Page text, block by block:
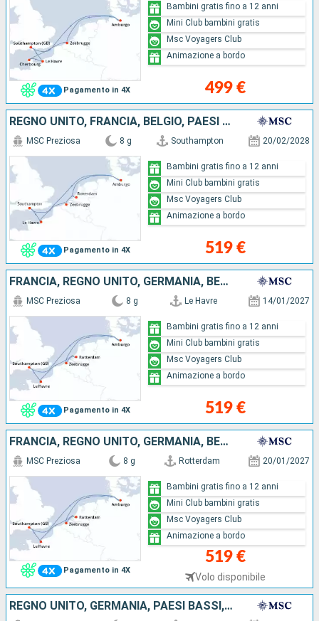
Pagamento in 4X 499 €
Bambini gratis fino a 12 anni
Mini Club bambini gratis
Msc Voyagers Club
Animazione a bordo
REGNO UNITO, FRANCIA, BELGIO, PAESI BASSI, GERMANIA
Pagamento in 4X
MSC Preziosa 8 g Southampton 20/02/2028
519 €
Bambini gratis fino a 12 anni
Mini Club bambini gratis
Msc Voyagers Club
Animazione a bordo
FRANCIA, REGNO UNITO, GERMANIA, BELGIO, PAESI BASSI
Pagamento in 4X
MSC Preziosa 8 g Le Havre 14/01/2027
519 €
Bambini gratis fino a 12 anni
Mini Club bambini gratis
Msc Voyagers Club
Animazione a bordo
FRANCIA, REGNO UNITO, GERMANIA, BELGIO, PAESI BASSI
Pagamento in 4X
MSC Preziosa 8 g Rotterdam 20/01/2027
519 €
Volo disponibile
Bambini gratis fino a 12 anni
Mini Club bambini gratis
Msc Voyagers Club
Animazione a bordo
REGNO UNITO, GERMANIA, PAESI BASSI, FRANCIA